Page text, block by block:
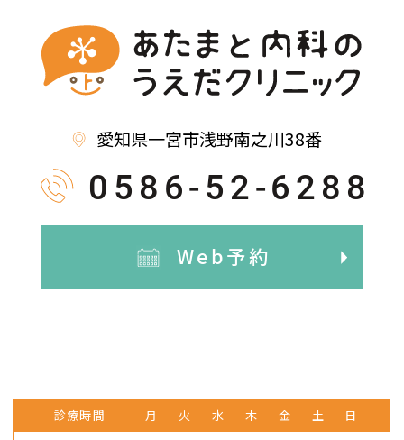
愛知県一宮市浅野南之川38番
0586-52-6288
Web予約
診療時間 月 火 水 木 金 土
日